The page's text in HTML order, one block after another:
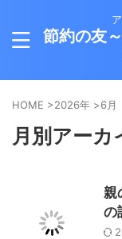
節約の友
HOME >2026年 >6月
月別アーカ
親
の